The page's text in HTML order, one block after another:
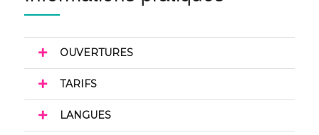
OUVERTURES
TARIFS
LANGUES